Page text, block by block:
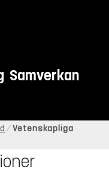
Samverkan
Vetenskapliga